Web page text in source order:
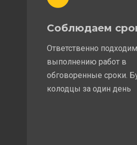
Соблюдаем
Ответственно
выполнению работ в
обговоренные сроки.
колодцы за один день